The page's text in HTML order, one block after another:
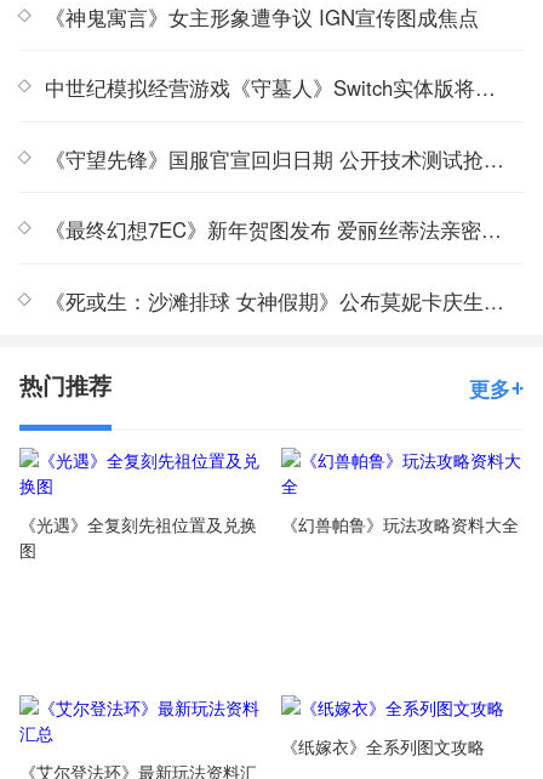
《神鬼寓言》女主形象遭争议 IGN宣传图成焦点
中世纪模拟经营游戏《守墓人》Switch实体版将推出
《守望先锋》国服官宣回归日期 公开技术测试抢先开启
《最终幻想7EC》新年贺图发布 爱丽丝蒂法亲密亮相
《死或生：沙滩排球 女神假期》公布莫妮卡庆生PV
热门推荐 更多
《光遇》全复刻先祖位置及兑换
图
《幻兽帕鲁》玩法攻略资料大全
《艾尔登法环》最新玩法资料汇
《纸嫁衣》全系列图文攻略